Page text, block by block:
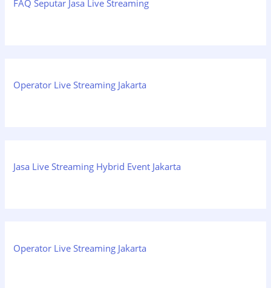
FAQ Seputar Jasa Live Streaming
Operator Live Streaming Jakarta
Jasa Live Streaming Hybrid Event Jakarta
Operator Live Streaming Jakarta